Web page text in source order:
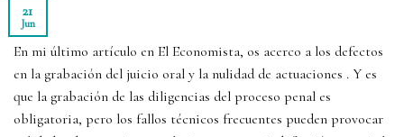
21
Jun
En mi último artículo en El Economista, os acerco a los defectos
en la grabación del juicio oral y la nulidad de actuaciones . Y es
que la grabación de las diligencias del proceso penal es
obligatoria, pero los fallos técnicos frecuentes pueden provocar